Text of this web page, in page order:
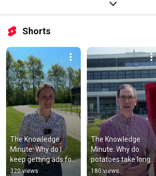
Shorts
The Knowledge
Minute: Why do I
keep getting ads for
things I just talked
320 views
The Knowledge
Minute: Why do
potatoes take longer
to cook in the
180 views